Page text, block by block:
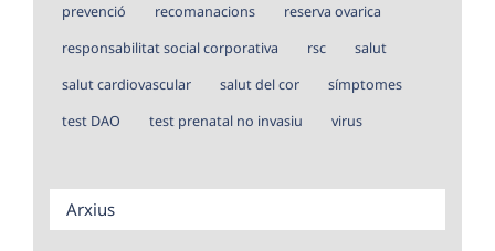
prevenció
recomanacions
reserva ovarica
responsabilitat social corporativa
rsc
salut
salut cardiovascular
salut del cor
símptomes
test DAO
test prenatal no invasiu virus
Arxius